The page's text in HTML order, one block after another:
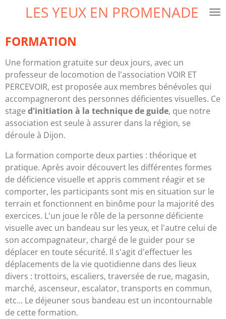
Passer
principal
LES YEUX EN PROMENADE
FORMATION
Une formation gratuite sur deux jours, avec un
professeur de locomotion de l'association VOIR ET
PERCEVOIR, est proposée aux membres bénévoles qui
accompagneront des personnes déficientes visuelles. Ce
stage d'initiation à la technique de guide, que notre
association est seule à assurer dans la région, se
déroule à Dijon.
La formation comporte deux parties : théorique et
pratique. Après avoir découvert les différentes formes
de déficience visuelle et appris comment réagir et se
comporter, les participants sont mis en situation sur le
terrain et fonctionnent en binôme pour la majorité des
exercices. L'un joue le rôle de la personne déficiente
visuelle avec un bandeau sur les yeux, et l'autre celui de
son accompagnateur, chargé de le guider pour se
déplacer en toute sécurité. Il s'agit d'effectuer les
déplacements de la vie quotidienne dans des lieux
divers : trottoirs, escaliers, traversée de rue, magasin,
marché, ascenseur, escalator, transports en commun,
etc... Le déjeuner sous bandeau est un incontournable
de cette formation.